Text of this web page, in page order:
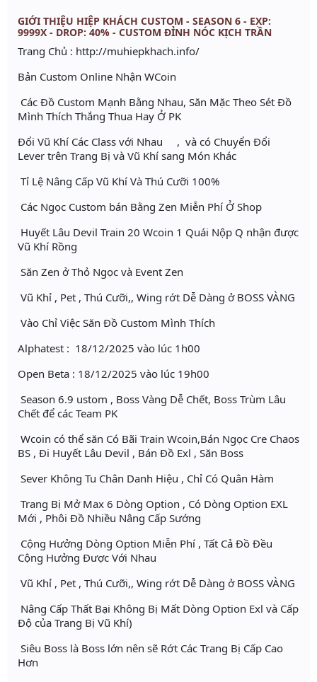
GIỚI THIỆU HIỆP KHÁCH CUSTOM - SEASON 6 - EXP:
9999X - DROP: 40% - CUSTOM ĐỈNH NÓC KỊCH TRẦN
Trang Chủ : http://muhiepkhach.info/
Bản Custom Online Nhận WCoin
Các Đồ Custom Mạnh Bằng Nhau, Săn Mặc Theo Sét Đồ
Mình Thích Thắng Thua Hay Ở PK
Đổi Vũ Khí Các Class với Nhau , và có Chuyển Đổi
Lever trên Trang Bị và Vũ Khí sang Món Khác
Tỉ Lệ Nâng Cấp Vũ Khí Và Thú Cưỡi 100%
Các Ngọc Custom bán Bằng Zen Miễn Phí Ở Shop
Huyết Lâu Devil Train 20 Wcoin 1 Quái Nộp Q nhận được
Vũ Khí Rồng
Săn Zen ở Thỏ Ngọc và Event Zen
Vũ Khỉ , Pet , Thú Cưỡi,, Wing rớt Dễ Dàng ở BOSS VÀNG
Vào Chỉ Việc Săn Đồ Custom Mình Thích
Alphatest : 18/12/2025 vào lúc 1h00
Open Beta : 18/12/2025 vào lúc 19h00
Season 6.9 ustom , Boss Vàng Dễ Chết, Boss Trùm Lâu
Chết để các Team PK
Wcoin có thể săn Có Bãi Train Wcoin,Bán Ngọc Cre Chaos
BS , Đi Huyết Lâu Devil , Bán Đồ Exl , Săn Boss
Sever Không Tu Chân Danh Hiệu , Chỉ Có Quân Hàm
Trang Bị Mở Max 6 Dòng Option , Có Dòng Option EXL
Mới , Phôi Đồ Nhiều Nâng Cấp Sướng
Cộng Hưởng Dòng Option Miễn Phí , Tất Cả Đồ Đều
Cộng Hưởng Được Với Nhau
Vũ Khỉ , Pet , Thú Cưỡi,, Wing rớt Dễ Dàng ở BOSS VÀNG
Nâng Cấp Thất Bại Không Bị Mất Dòng Option Exl và Cấp
Độ của Trang Bị Vũ Khí)
Siêu Boss là Boss lớn nên sẽ Rớt Các Trang Bị Cấp Cao
Hơn